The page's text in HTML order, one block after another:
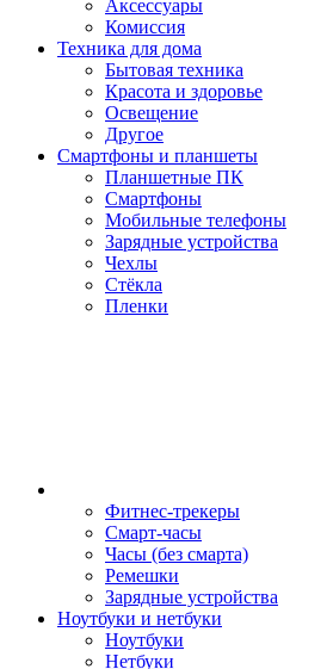
Аксессуары
Комиссия
Техника для дома
Бытовая техника
Красота и здоровье
Освещение
Другое
Смартфоны и планшеты
Планшетные ПК
Смартфоны
Мобильные телефоны
Зарядные устройства
Чехлы
Стёкла
Пленки
Фитнес-трекеры
Смарт-часы
Часы (без смарта)
Ремешки
Зарядные устройства
Ноутбуки и нетбуки
Ноутбуки
Нетбуки